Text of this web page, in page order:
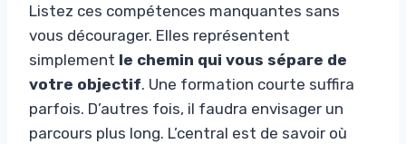
Listez ces compétences manquantes sans
vous décourager. Elles représentent
simplement le chemin qui vous sépare de
votre objectif. Une formation courte suffira
parfois. D’autres fois, il faudra envisager un
parcours plus long. L’central est de savoir où